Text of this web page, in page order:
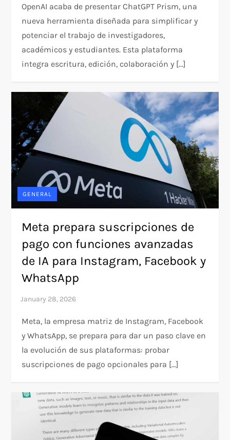
OpenAI acaba de presentar ChatGPT Prism, una
nueva herramienta diseñada para simplificar y
potenciar el trabajo de investigadores,
académicos y estudiantes. Esta plataforma
integra escritura, edición, colaboración y […]
GENERAL
Meta prepara suscripciones de
pago con funciones avanzadas
de IA para Instagram, Facebook y
WhatsApp
Meta, la empresa matriz de Instagram, Facebook
y WhatsApp, se prepara para dar un paso clave en
la evolución de sus plataformas: probar
suscripciones de pago opcionales para […]